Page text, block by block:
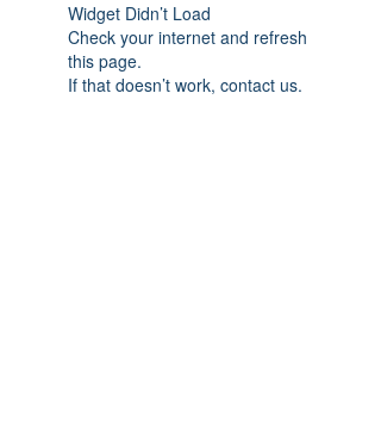
Widget Didn’t Load
Check your internet and refresh
this page.
If that doesn’t work, contact us.